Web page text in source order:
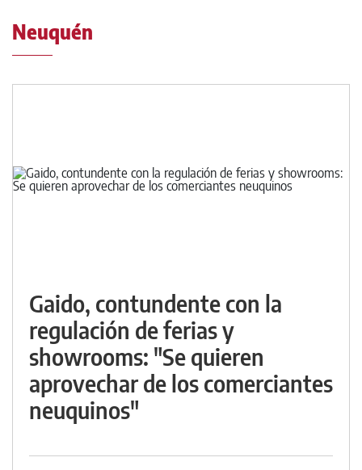
Neuquén
Gaido, contundente con la
regulación de ferias y
showrooms: "Se quieren
aprovechar de los comerciantes
neuquinos"